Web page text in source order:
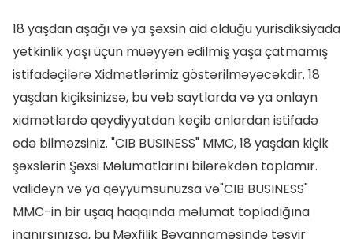
18 yaşdan aşağı və ya şəxsin aid olduğu yurisdiksiyada
yetkinlik yaşı üçün müəyyən edilmiş yaşa çatmamış
istifadəçilərə Xidmətlərimiz göstərilməyəcəkdir. 18
yaşdan kiçiksinizsə, bu veb saytlarda və ya onlayn
xidmətlərdə qeydiyyatdan keçib onlardan istifadə
edə bilməzsiniz. "CIB BUSINESS" MMC, 18 yaşdan kiçik
şəxslərin Şəxsi Məlumatlarını bilərəkdən toplamır.
valideyn və ya qəyyumsunuzsa və"CIB BUSINESS"
MMC-in bir uşaq haqqında məlumat topladığına
inanırsınızsa, bu Məxfilik Bəyannaməsində təsvir